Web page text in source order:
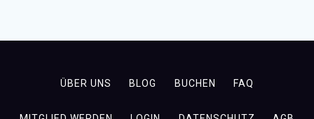
ÜBER UNS BLOG BUCHEN FAQ